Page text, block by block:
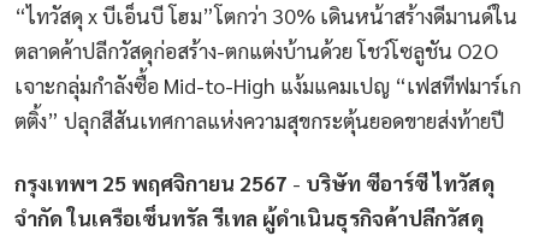
“ไทวัสดุ x บีเอ็นบี โฮม”โตกว่า 30% เดินหน้าสร้างดีมานด์ใน
ตลาดค้าปลีกวัสดุก่อสร้าง-ตกแต่งบ้านด้วย โชว์โซลูชัน O2O
เจาะกลุ่มกำลังซื้อ Mid-to-High แง้มแคมเปญ “เฟสทีฟมาร์เก
ตติ้ง” ปลุกสีสันเทศกาลแห่งความสุขกระตุ้นยอดขายส่งท้ายปี
กรุงเทพฯ 25 พฤศจิกายน 2567 - บริษัท ซีอาร์ซี ไทวัสดุ
จำกัด ในเครือเซ็นทรัล รีเทล ผู้ดำเนินธุรกิจค้าปลีกวัสดุ